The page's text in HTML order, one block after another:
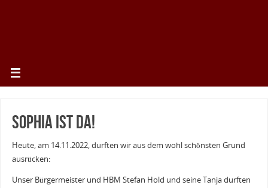
Sophia ist da!
Heute, am 14.11.2022, durften wir aus dem wohl schönsten Grund
ausrücken:
Unser Bürgermeister und HBM Stefan Hold und seine Tanja durften